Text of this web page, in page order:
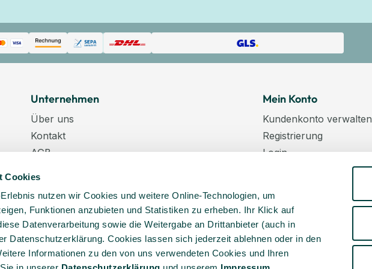
Cookies
nutzen wir Cookies und weitere Online-Technologien, um
Funktionen anzubieten und Statistiken zu erheben. Ihr Klick auf
Datenverarbeitung sowie die Weitergabe an Drittanbieter (auch in
Datenschutzerklärung. Cookies lassen sich jederzeit ablehnen oder in den
Informationen zu den von uns verwendeten Cookies und Ihren
Unternehmen
Über uns
Kontakt
AGB
Karriere
Veranstaltungstermine
Lieferkette
Mein Konto
Kundenkonto verwalten
Registrierung
Login
Kundenkonto aktivieren